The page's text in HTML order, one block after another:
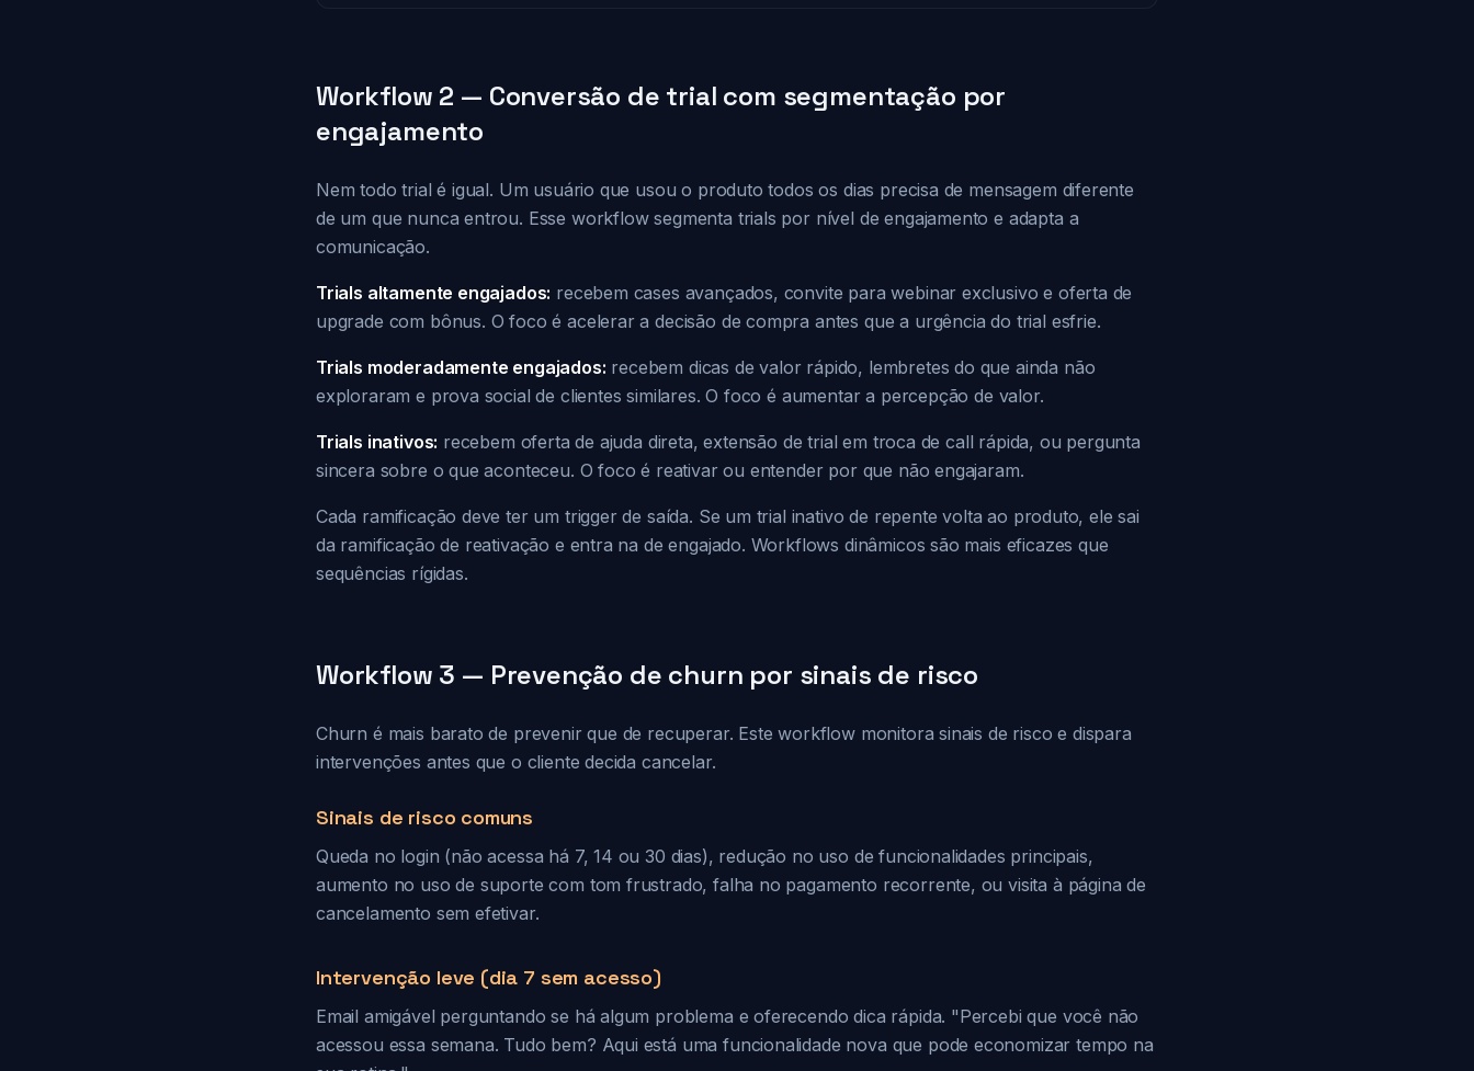
Workflow 2 — Conversão de trial com segmentação por
engajamento
Nem todo trial é igual. Um usuário que usou o produto todos os dias precisa de mensagem diferente
de um que nunca entrou. Esse workflow segmenta trials por nível de engajamento e adapta a
comunicação.
Trials altamente engajados: recebem cases avançados, convite para webinar exclusivo e oferta de
upgrade com bônus. O foco é acelerar a decisão de compra antes que a urgência do trial esfrie.
Trials moderadamente engajados: recebem dicas de valor rápido, lembretes do que ainda não
exploraram e prova social de clientes similares. O foco é aumentar a percepção de valor.
Trials inativos: recebem oferta de ajuda direta, extensão de trial em troca de call rápida, ou pergunta
sincera sobre o que aconteceu. O foco é reativar ou entender por que não engajaram.
Cada ramificação deve ter um trigger de saída. Se um trial inativo de repente volta ao produto, ele sai
da ramificação de reativação e entra na de engajado. Workflows dinâmicos são mais eficazes que
sequências rígidas.
Workflow 3 — Prevenção de churn por sinais de risco
Churn é mais barato de prevenir que de recuperar. Este workflow monitora sinais de risco e dispara
intervenções antes que o cliente decida cancelar.
Sinais de risco comuns
Queda no login (não acessa há 7, 14 ou 30 dias), redução no uso de funcionalidades principais,
aumento no uso de suporte com tom frustrado, falha no pagamento recorrente, ou visita à página de
cancelamento sem efetivar.
Intervenção leve (dia 7 sem acesso)
Email amigável perguntando se há algum problema e oferecendo dica rápida. "Percebi que você não
acessou essa semana. Tudo bem? Aqui está uma funcionalidade nova que pode economizar tempo na